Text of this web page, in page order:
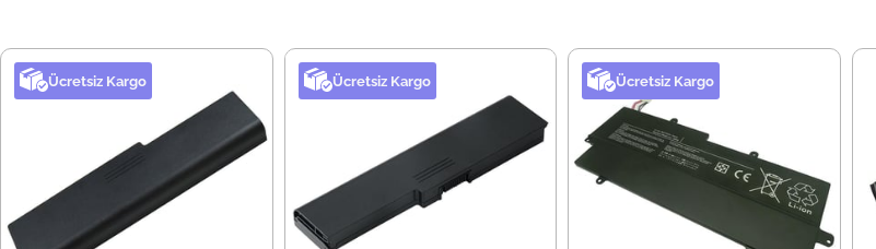
Ücretsiz Kargo Ücretsiz Kargo Ücretsiz Kargo